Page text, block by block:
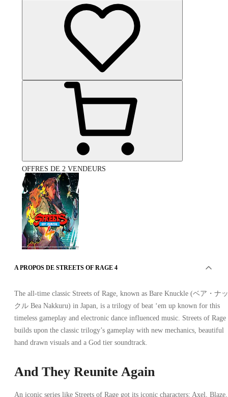
OFFRES DE 2 VENDEURS
Clé
•
21.12
EUR
A PROPOS DE STREETS OF RAGE 4
The all-time classic Streets of Rage, known as Bare Knuckle (ベア・ナッ
クル Bea Nakkuru) in Japan, is a trilogy of beat ‘em up known for this
timeless gameplay and electronic dance influenced music. Streets of Rage
builds upon the classic trilogy’s gameplay with new mechanics, beautiful
hand drawn visuals and a God tier soundtrack.
And They Reunite Again
An iconic series like Streets of Rage got its iconic characters: Axel, Blaze,